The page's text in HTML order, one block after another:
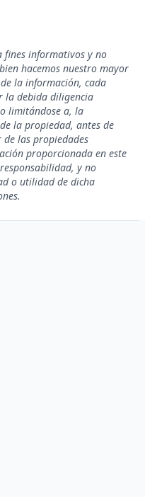
fines informativos y no
hacemos nuestro mayor
la información, cada
la debida diligencia
limitándose a, la
la propiedad, antes de
las propiedades
proporcionada en este
y no
o utilidad de dicha